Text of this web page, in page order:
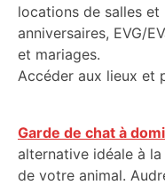
locations de salles
anniversaires, EVG/
et mariages.
Accéder aux lieux et
Garde de chat à
alternative idéale à
de votre animal.